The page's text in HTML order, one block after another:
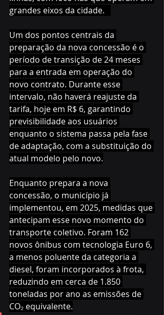
grandes eixos da cidade.
Um dos pontos centrais da
preparação da nova concessão é o
período de transição de 24 meses
para a entrada em operação do
novo contrato. Durante esse
intervalo, não haverá reajuste da
tarifa, hoje em R$ 6, garantindo
previsibilidade aos usuários
enquanto o sistema passa pela fase
de adaptação, com a substituição do
atual modelo pelo novo.
Enquanto prepara a nova
concessão, o município já
implementou, em 2025, medidas que
antecipam esse novo momento do
transporte coletivo. Foram 162
novos ônibus com tecnologia Euro 6,
a menos poluente da categoria a
diesel, foram incorporados à frota,
reduzindo em cerca de 1.850
toneladas por ano as emissões de
CO₂ equivalente.